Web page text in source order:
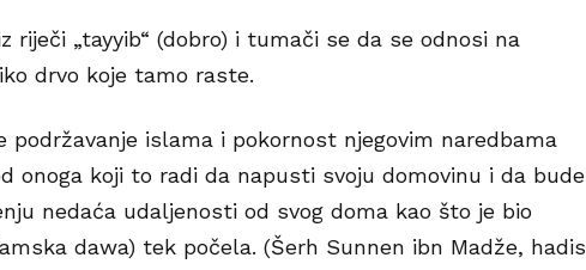
riječi „tayyib“ (dobro) i tumači se da se odnosi na
drvo koje tamo raste.
podržavanje islama i pokornost njegovim naredbama
onoga koji to radi da napusti svoju domovinu i da bude
nedaća udaljenosti od svog doma kao što je bio
dawa) tek počela. (Šerh Sunnen ibn Madže, hadis